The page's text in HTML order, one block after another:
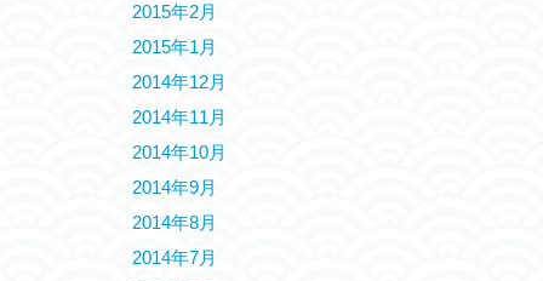
2015年2月
2015年1月
2014年12月
2014年11月
2014年10月
2014年9月
2014年8月
2014年7月